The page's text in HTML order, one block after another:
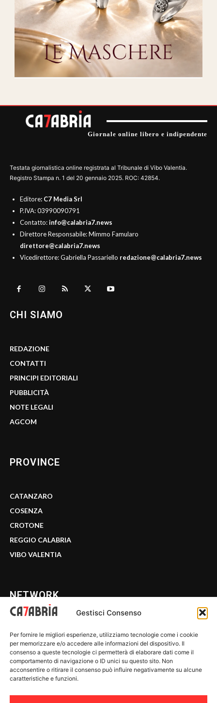
Gestisci Consenso
Per fornire le migliori esperienze, utilizziamo tecnologie come i cookie
per memorizzare e/o accedere alle informazioni del dispositivo. Il
consenso a queste tecnologie ci permetterà di elaborare dati come il
comportamento di navigazione o ID unici su questo sito. Non
acconsentire o ritirare il consenso può influire negativamente su alcune
caratteristiche e funzioni.
Giornale online libero e indipendente
Testata giornalistica online registrata al Tribunale di Vibo Valentia.
Registro Stampa n. 1 del 20 gennaio 2025. ROC: 42854.
Editore: C7 Media Srl
P.IVA: 03990090791
Contatto:info@calabria7.news
Direttore Responsabile: Mimmo Famularo
direttore@calabria7.news
Vicedirettore: Gabriella Passariello redazione@calabria7.news
CHI SIAMO
REDAZIONE
CONTATTI
PRINCIPI EDITORIALI
PUBBLICITÀ
NOTE LEGALI
AGCOM
PROVINCE
CATANZARO
COSENZA
CROTONE
REGGIO CALABRIA
VIBO VALENTIA
NETWORK
WE CALABRIA
C7 PLAY
MIX ZONE